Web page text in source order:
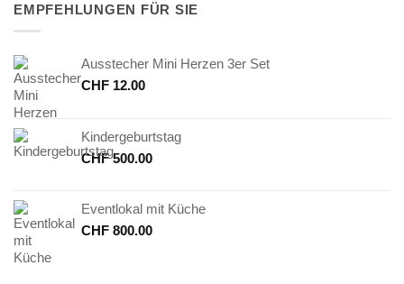
EMPFEHLUNGEN FÜR SIE
Ausstecher Mini Herzen 3er Set
CHF 12.00
Kindergeburtstag
CHF500.00
Eventlokal mit Küche
CHF 800.00